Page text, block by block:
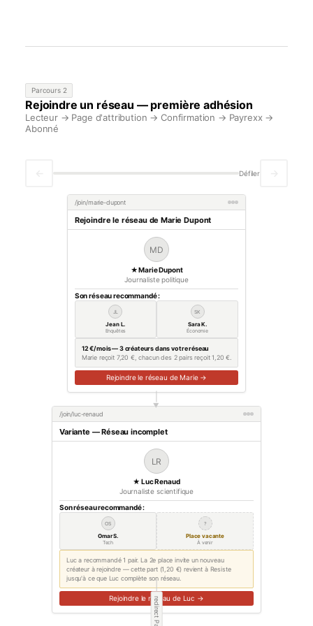
Parcours 2
Rejoindre un réseau — première adhésion
Lecteur → Page d'attribution → Confirmation → Payrexx →
Abonné
Défiler
/join/marie-dupont
Rejoindre le réseau de Marie Dupont
MD
★ Marie Dupont
Journaliste politique
Son réseau recommandé :
JL
Jean L.
Enquêtes
SK
Sara K.
Économie
12 €/mois — 3 créateurs dans votre réseau
Marie reçoit 7,20 €, chacun des 2 pairs reçoit 1,20 €.
Rejoindre le réseau de Marie →
▶
/join/luc-renaud
Variante — Réseau incomplet
LR
★ Luc Renaud
Journaliste scientifique
Son réseau recommandé :
OS
Omar S.
Tech
?
Place vacante
À venir
Luc a recommandé 1 pair. La 2e place invite un nouveau
créateur à rejoindre — cette part (1,20 €) revient à Resiste
jusqu'à ce que Luc complète son réseau.
Rejoindre le réseau de Luc →